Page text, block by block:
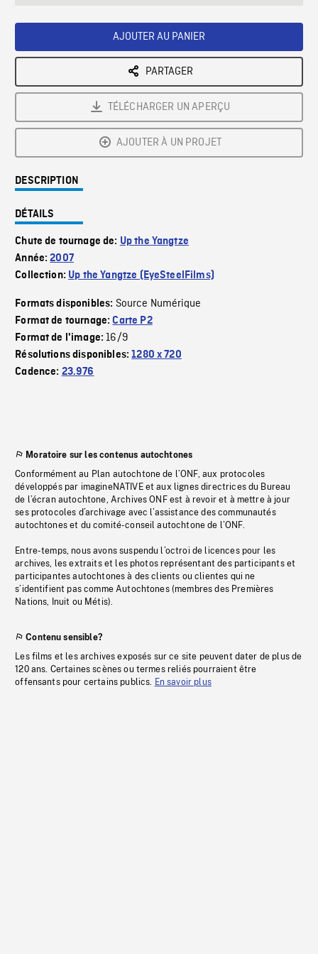
AJOUTER AU PANIER
PARTAGER
TÉLÉCHARGER UN APERÇU
AJOUTER À UN PROJET
DESCRIPTION
DÉTAILS
Chute de tournage de: Up the Yangtze
Année:2007
Collection: Up the Yangtze (EyeSteelFilms)
Formats disponibles: Source Numérique
Format de tournage:Carte P2
Format de l'image:16/9
Résolutions disponibles:1280 x 720
Cadence: 23.976
Moratoire sur les contenus autochtones
Conformément au Plan autochtone de l’ONF, aux protocoles
développés par imagineNATIVE et aux lignes directrices du Bureau
de l’écran autochtone, Archives ONF est à revoir et à mettre à jour
ses protocoles d’archivage avec l’assistance des communautés
autochtones et du comité-conseil autochtone de l’ONF.
Entre-temps, nous avons suspendu l’octroi de licences pour les
archives, les extraits et les photos représentant des participants et
participantes autochtones à des clients ou clientes qui ne
s’identifient pas comme Autochtones (membres des Premières
Nations, Inuit ou Métis).
Contenu sensible?
Les films et les archives exposés sur ce site peuvent dater de plus de
120 ans. Certaines scènes ou termes reliés pourraient être
offensants pour certains publics. En savoir plus